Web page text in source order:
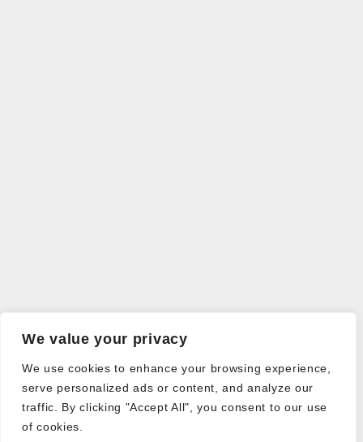
We value your privacy
We use cookies to enhance your browsing experience,
serve personalized ads or content, and analyze our
traffic. By clicking "Accept All", you consent to our use
of cookies.